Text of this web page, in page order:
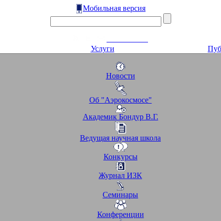
Мобильная версия
Услуги
Новости
Об "Аэрокосмосе"
Академик Бондур В.Г.
Ведущая научная школа
Конкурсы
Журнал ИЗК
Семинары
Конференции